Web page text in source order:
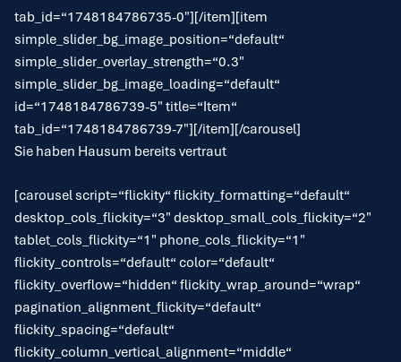
tab_id=“1748184786735-0″][/item][item
simple_slider_bg_image_position=“default“
simple_slider_overlay_strength=“0.3″
simple_slider_bg_image_loading=“default“
id=“1748184786739-5″ title=“Item“
tab_id=“1748184786739-7″][/item][/carousel]
Sie haben Hausum bereits vertraut
[carousel script=“flickity“ flickity_formatting=“default“
desktop_cols_flickity=“3″ desktop_small_cols_flickity=“2″
tablet_cols_flickity=“1″ phone_cols_flickity=“1″
flickity_controls=“default“ color=“default“
flickity_overflow=“hidden“ flickity_wrap_around=“wrap“
pagination_alignment_flickity=“default“
flickity_spacing=“default“
flickity_column_vertical_alignment=“middle“